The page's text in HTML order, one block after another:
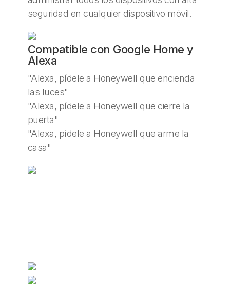
seguridad en cualquier dispositivo móvil.
Compatible con Google Home y
Alexa
"Alexa, pídele a Honeywell que encienda
las luces"
"Alexa, pídele a Honeywell que cierre la
puerta"
"Alexa, pídele a Honeywell que arme la
casa"